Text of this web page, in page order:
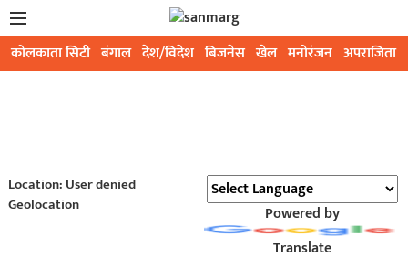
कोलकाता सिटी बंगाल देश/विदेश बिजनेस खेल मनोरंजन अपराजिता
Location: User denied
Geolocation
Powered by
Translate